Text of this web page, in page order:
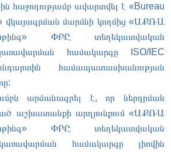
ին հաջողությամբ ավարտվել է «Bureau
վկայագրման մարմնի կողմից «ԱՔՌԱ
ՓԲԸ տեղեկատվական
համակարգը ISO/IEC
համապատասխանության
արձանագրել է, որ ներդրման
աշխատանքի արդյունքում «ԱՔՌԱ
ՓԲԸ տեղեկատվական
համակարգը լիովին